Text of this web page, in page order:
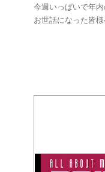
今週いっぱいで年
お世話になった皆